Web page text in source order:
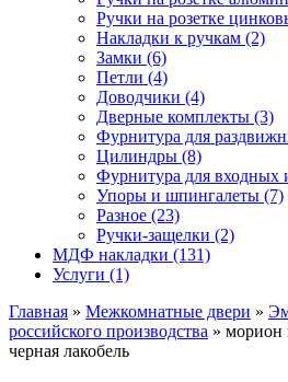
Ручки на розетке
Накладки к ручкам (2)
Замки (6)
Петли (4)
Доводчики (4)
Дверные комплекты (3)
Фурнитура для
Цилиндры (8)
Фурнитура для входных
Упоры и шпингалеты (7)
Разное (23)
Ручки-защелки (2)
МДФ накладки (131)
Услуги (1)
Главная » Межкомнатные двери »
российского производства » морион
черная лакобель